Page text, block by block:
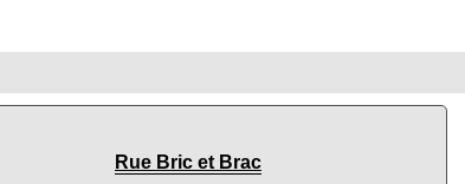
Rue Bric et Brac